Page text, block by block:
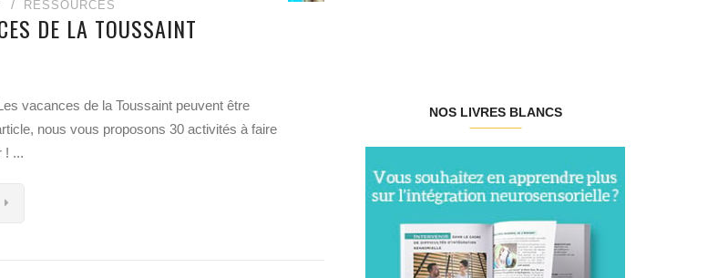
RESSOURCES
DE LA TOUSSAINT
vacances de la Toussaint peuvent être
nous vous proposons 30 activités à faire
! ...
NOS LIVRES BLANCS